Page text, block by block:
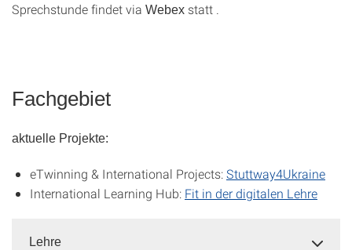
Sprechstunde findet via Webex statt .
Fachgebiet
aktuelle Projekte:
eTwinning & International Projects:Stuttway4Ukraine
International Learning Hub: Fit in der digitalen Lehre
Lehre